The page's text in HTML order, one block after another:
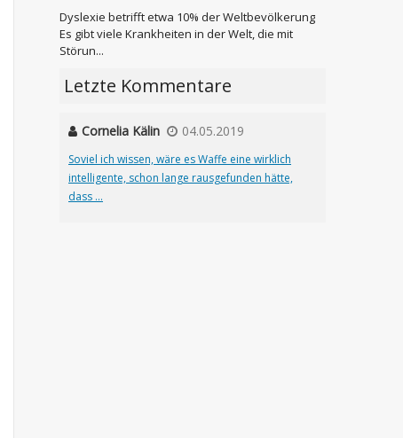
Dyslexie betrifft etwa 10% der Weltbevölkerung
Es gibt viele Krankheiten in der Welt, die mit
Störun...
Letzte Kommentare
Cornelia Kälin 04.05.2019
Soviel ich wissen, wäre es Waffe eine wirklich
intelligente, schon lange rausgefunden hätte,
dass ...